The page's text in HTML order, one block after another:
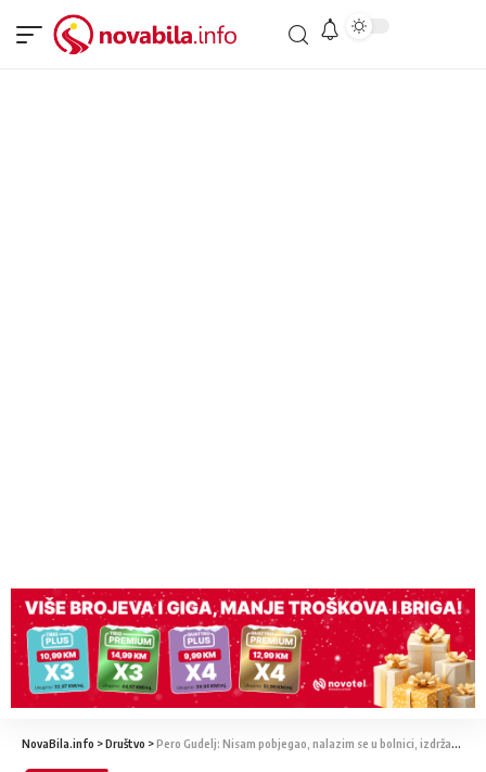
NovaBila.info >Društvo >Pero Gudelj: Nisam pobjegao, nalazim se u bolnici, izdržao je Pero i gore stvari